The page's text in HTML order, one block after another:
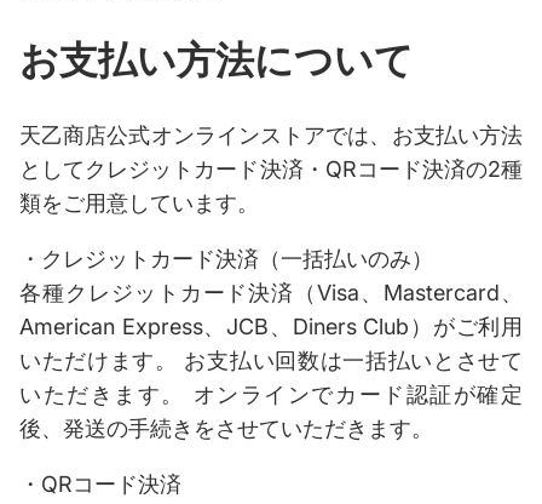
お支払い方法について
天乙商店公式オンラインストアでは、お支払い方法
としてクレジットカード決済・QRコード決済の2種
類をご用意しています。
・クレジットカード決済（一括払いのみ）
各種クレジットカード決済（Visa、Mastercard、
American Express、JCB、Diners Club）がご利用
いただけます。 お支払い回数は一括払いとさせて
いただきます。 オンラインでカード認証が確定
後、発送の手続きをさせていただきます。
・QRコード決済